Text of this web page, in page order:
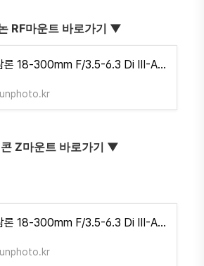
RF마운트 바로가기 ▼
탐론 18-300mm F/3.5-6.3 Di III-A VC VXD B061 for Canon RF-Mount | 썬포토
Z마운트 바로가기 ▼
탐론 18-300mm F/3.5-6.3 Di III-A VC VXD B061 for Nikon Z-Mount | 썬포토